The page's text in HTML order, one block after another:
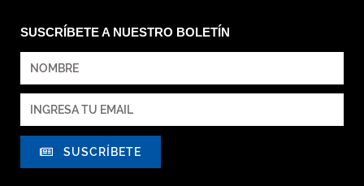
SUSCRÍBETE A NUESTRO BOLETÍN
SUSCRÍBETE